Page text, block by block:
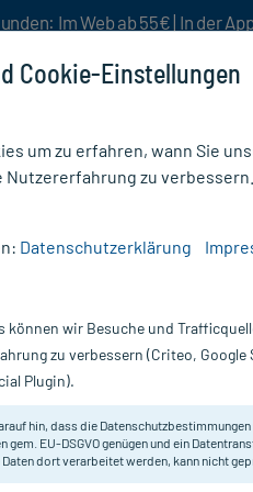
Im Web ab 55€ | In der
und
geprüft - Lesezeit: 3 Minuten
Dolder , Medizinjournalistin
Cookie-Einstellungen
um zu erfahren, wann Sie
Nutzererfahrung zu
Datenschutzerklärung
können wir Besuche und
zu verbessern (Criteo,
Plugin).
hin, dass die
gem. EU-DSGVO genügen und ein
Daten dort verarbeitet werden, kann nicht